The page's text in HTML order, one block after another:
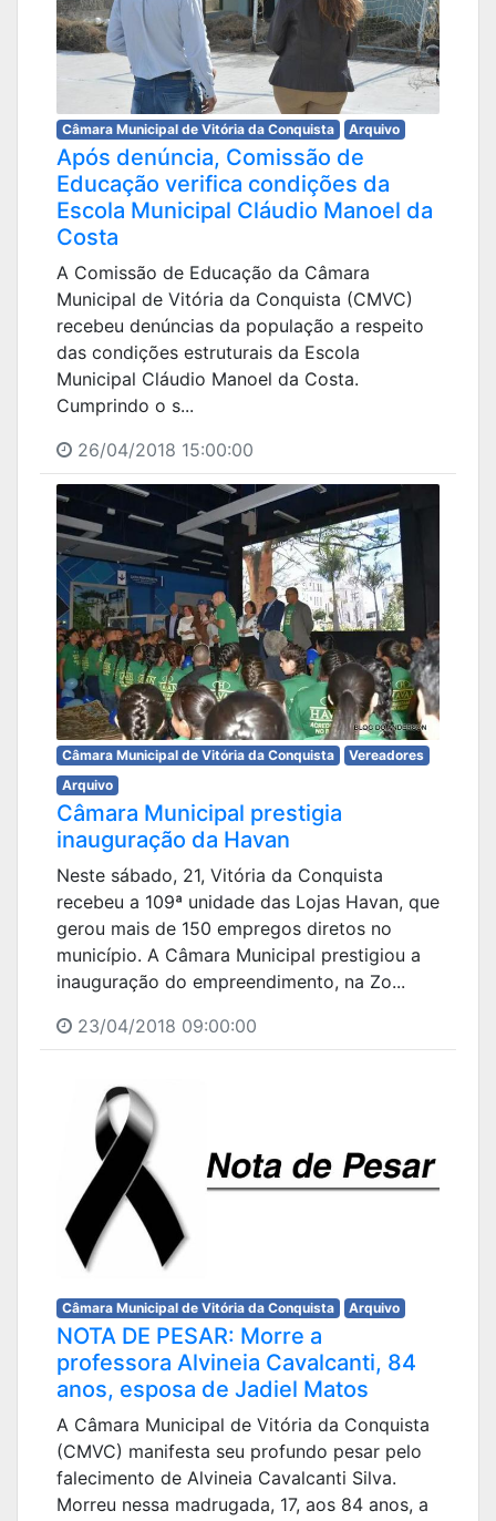
Câmara Municipal de Vitória da Conquista Arquivo
Após denúncia, Comissão de
Educação verifica condições da
Escola Municipal Cláudio Manoel da
Costa
A Comissão de Educação da Câmara
Municipal de Vitória da Conquista (CMVC)
recebeu denúncias da população a respeito
das condições estruturais da Escola
Municipal Cláudio Manoel da Costa.
Cumprindo o s...
26/04/2018 15:00:00
Câmara Municipal de Vitória da Conquista
Vereadores
Arquivo
Câmara Municipal prestigia
inauguração da Havan
Neste sábado, 21, Vitória da Conquista
recebeu a 109ª unidade das Lojas Havan, que
gerou mais de 150 empregos diretos no
município. A Câmara Municipal prestigiou a
inauguração do empreendimento, na Zo...
23/04/2018 09:00:00
Câmara Municipal de Vitória da Conquista Arquivo
NOTA DE PESAR: Morre a
professora Alvineia Cavalcanti, 84
anos, esposa de Jadiel Matos
A Câmara Municipal de Vitória da Conquista
(CMVC) manifesta seu profundo pesar pelo
falecimento de Alvineia Cavalcanti Silva.
Morreu nessa madrugada, 17, aos 84 anos, a